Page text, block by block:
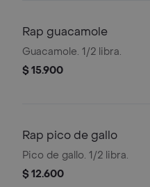
Rap guacamole
Guacamole. 1/2 libra.
$ 15.900
Rap pico de gallo
Pico de gallo. 1/2 libra.
$ 12.600